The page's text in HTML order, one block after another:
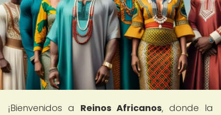
¡Bienvenidos a Reinos Africanos, donde la